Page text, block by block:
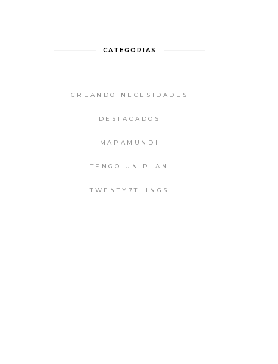
CATEGORIAS
CREANDO NECESIDADES
DESTACADOS
MAPAMUNDI
TENGO UN PLAN
TWENTY7THINGS